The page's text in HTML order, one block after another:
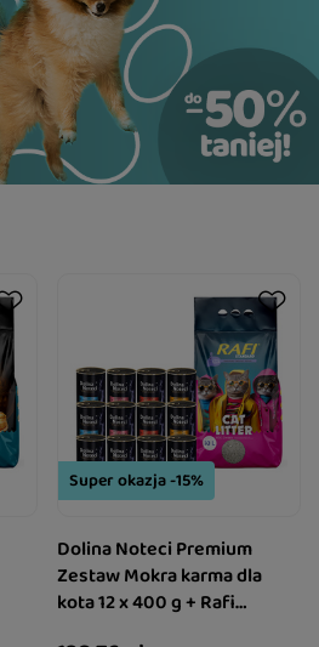
Super okazja -15%
Dolina Noteci Premium
Zestaw Mokra karma dla
kota 12 x 400 g + Rafi